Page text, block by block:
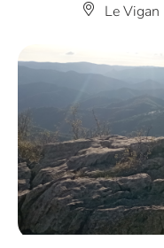
Le Vigan